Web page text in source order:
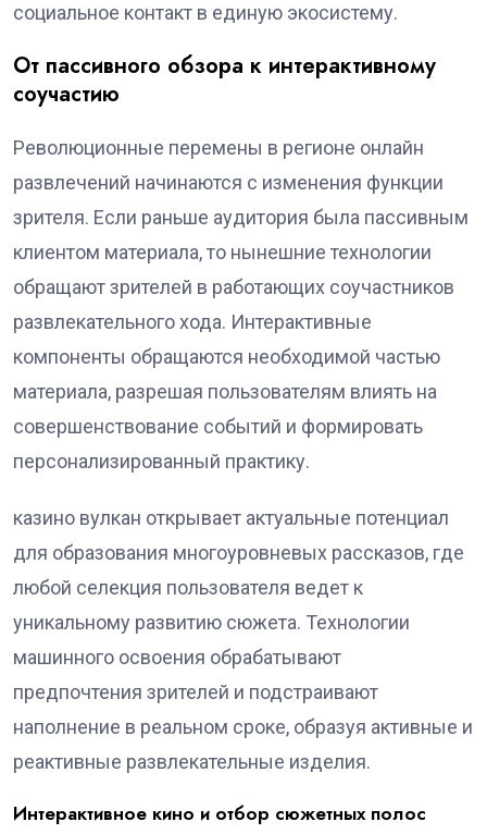
социальное контакт в единую экосистему.
От пассивного обзора к интерактивному
соучастию
Революционные перемены в регионе онлайн
развлечений начинаются с изменения функции
зрителя. Если раньше аудитория была пассивным
клиентом материала, то нынешние технологии
обращают зрителей в работающих соучастников
развлекательного хода. Интерактивные
компоненты обращаются необходимой частью
материала, разрешая пользователям влиять на
совершенствование событий и формировать
персонализированный практику.
казино вулкан открывает актуальные потенциал
для образования многоуровневых рассказов, где
любой селекция пользователя ведет к
уникальному развитию сюжета. Технологии
машинного освоения обрабатывают
предпочтения зрителей и подстраивают
наполнение в реальном сроке, образуя активные и
реактивные развлекательные изделия.
Интерактивное кино и отбор сюжетных полос